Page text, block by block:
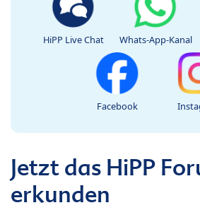
HiPP Live Chat Whats-App-Kanal
Facebook
Jetzt das HiPP
erkunden